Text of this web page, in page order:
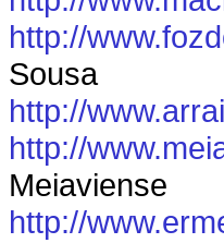
http://
Sousa
http://
http://
Meiaviense
http://